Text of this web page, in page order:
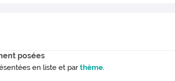
posées
en liste et parthème.